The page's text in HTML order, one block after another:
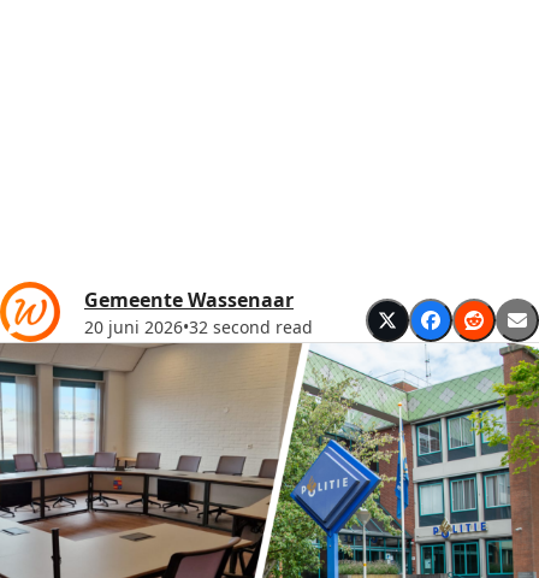
Gemeente Wassenaar
20 juni 2026•32 second read